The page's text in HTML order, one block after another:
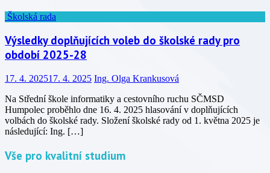
Školská rada
Výsledky doplňujících voleb do školské rady pro
období 2025-28
17. 4. 202517. 4. 2025 Ing. Olga Krankusová
Na Střední škole informatiky a cestovního ruchu SČMSD
Humpolec proběhlo dne 16. 4. 2025 hlasování v doplňujících
volbách do školské rady. Složení školské rady od 1. května 2025 je
následující: Ing. […]
Vše pro kvalitní studium